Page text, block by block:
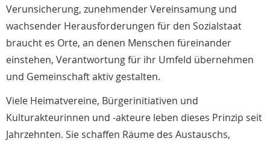
Verunsicherung, zunehmender Vereinsamung und
wachsender Herausforderungen für den Sozialstaat
braucht es Orte, an denen Menschen füreinander
einstehen, Verantwortung für ihr Umfeld übernehmen
und Gemeinschaft aktiv gestalten.
Viele Heimatvereine, Bürgerinitiativen und
Kulturakteurinnen und -akteure leben dieses Prinzip seit
Jahrzehnten. Sie schaffen Räume des Austauschs,